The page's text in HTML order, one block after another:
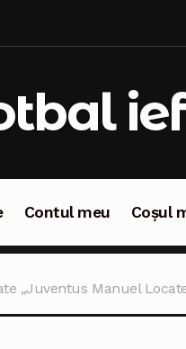
Contul meu Coșul
„Juventus Manuel